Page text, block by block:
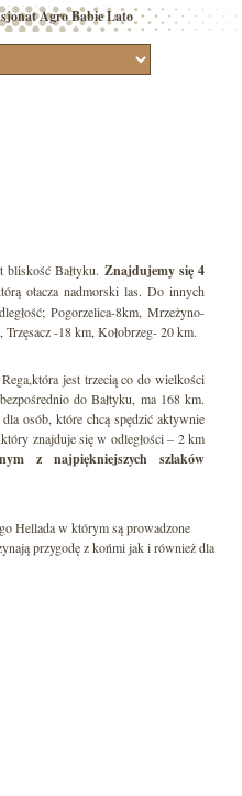
bliskość Bałtyku. Znajdujemy się 4
otacza nadmorski las. Do innych
Pogorzelica-8km, Mrzeżyno-
-18 km, Kołobrzeg- 20 km.
jest trzecią co do wielkości
do Bałtyku, ma 168 km.
osób, które chcą spędzić aktywnie
znajduje się w odległości – 2 km
z najpiękniejszych szlaków
Hellada w którym są prowadzone
przygodę z końmi jak i również dla